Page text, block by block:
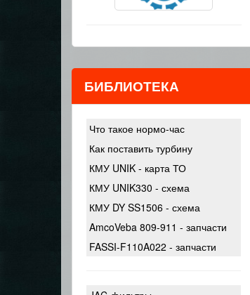
БИБЛИОТЕКА
Что такое нормо-час
Как поставить турбину
КМУ UNIK - карта ТО
КМУ UNIK330 - схема
КМУ DY SS1506 - схема
AmcoVeba 809-911 - запчасти
FASSI-F110A022 - запчасти